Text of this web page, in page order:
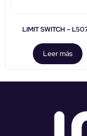
LIMIT SWITCH –
Leer más